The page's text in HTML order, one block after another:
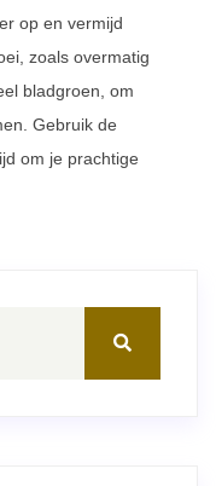
op en vermijd
zoals overmatig
bladgroen, om
Gebruik de
om je prachtige